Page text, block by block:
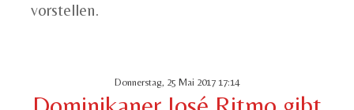
vorstellen.
Donnerstag, 25 Mai 2017 17:14